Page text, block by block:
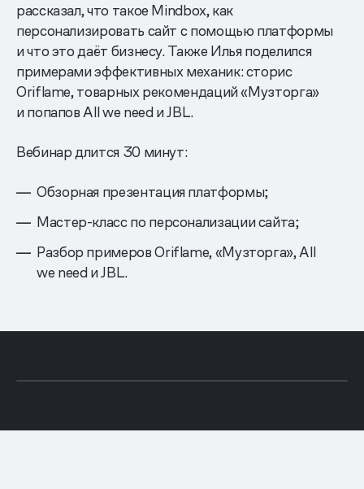
рассказал, что такое Mindbox, как
персонализировать сайт с помощью платформы
и что это даёт бизнесу. Также Илья поделился
примерами эффективных механик: сторис
Oriflame, товарных рекомендаций «Музторга»
и попапов All we need и JBL.
Вебинар длится 30 минут:
Обзорная презентация платформы;
Мастер-класс по персонализации сайта;
Разбор примеров Oriflame, «Музторга», All
we need и JBL.